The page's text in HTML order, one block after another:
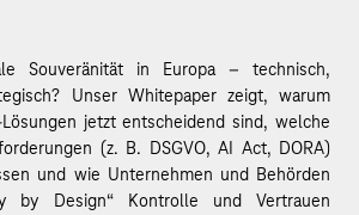
Souveränität in Europa – technisch,
Unser Whitepaper zeigt, warum
jetzt entscheidend sind, welche
(z. B. DSGVO, AI Act, DORA)
und wie Unternehmen und Behörden
by Design“ Kontrolle und Vertrauen